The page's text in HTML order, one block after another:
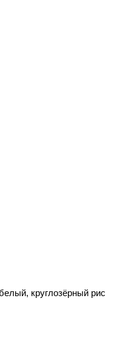
круглозёрный рис